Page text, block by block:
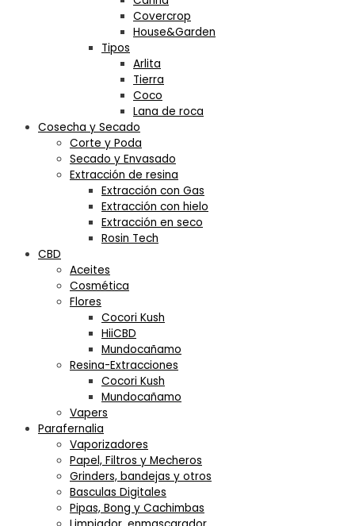
Covercrop
House&Garden
Tipos
Arlita
Tierra
Coco
Lana de roca
Cosecha y Secado
Corte y Poda
Secado y Envasado
Extracción de resina
Extracción con Gas
Extracción con hielo
Extracción en seco
Rosin Tech
CBD
Aceites
Cosmética
Flores
Cocori Kush
HiiCBD
Mundocañamo
Resina-Extracciones
Cocori Kush
Mundocañamo
Vapers
Parafernalia
Vaporizadores
Papel, Filtros y Mecheros
Grinders, bandejas y otros
Basculas Digitales
Pipas, Bong y Cachimbas